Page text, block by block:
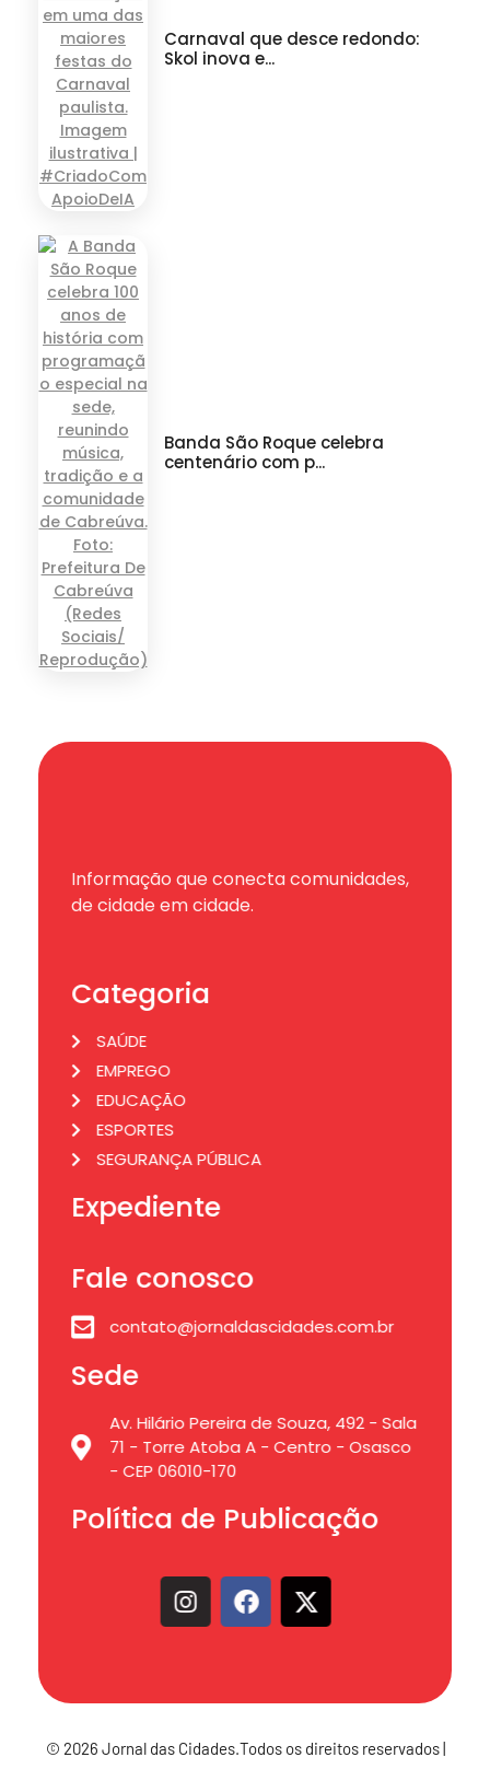
Carnaval que desce redondo:
Skol inova e...
Banda São Roque celebra
centenário com p...
Informação que conecta comunidades,
de cidade em cidade.
Categoria
SAÚDE
EMPREGO
EDUCAÇÃO
ESPORTES
SEGURANÇA PÚBLICA
Expediente
Fale conosco
contato@jornaldascidades.com.br
Sede
Av. Hilário Pereira de Souza, 492 - Sala
71 - Torre Atoba A - Centro - Osasco
- CEP 06010-170
Política de Publicação
© 2026 Jornal das Cidades.Todos os direitos reservados |